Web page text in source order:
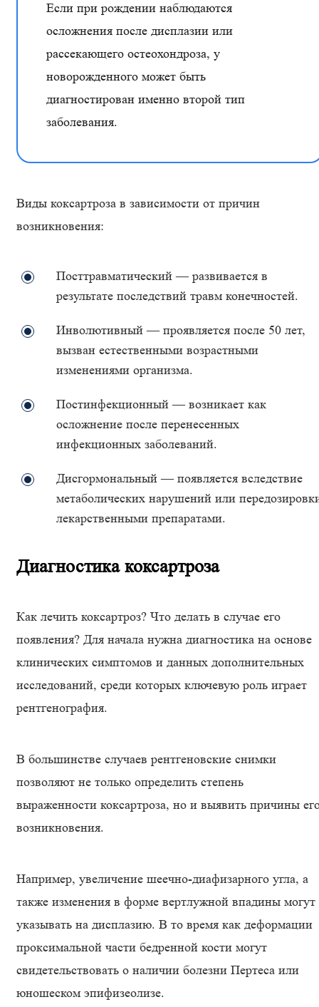
Если при рождении наблюдаются
осложнения после дисплазии или
рассекающего остеохондроза, у
новорожденного может быть
диагностирован именно второй тип
заболевания.
Виды коксартроза в зависимости от причин
возникновения:
Посттравматический — развивается в
результате последствий травм конечностей.
Инволютивный — проявляется после 50 лет,
вызван естественными возрастными
изменениями организма.
Постинфекционный — возникает как
осложнение после перенесенных
инфекционных заболеваний.
Дисгормональный — появляется вследствие
метаболических нарушений или
лекарственными препаратами.
Диагностика коксартроза
Как лечить коксартроз? Что делать в случае его
появления? Для начала нужна диагностика на основе
клинических симптомов и данных дополнительных
исследований, среди которых ключевую роль играет
рентгенография.
В большинстве случаев рентгеновские снимки
позволяют не только определить степень
выраженности коксартроза, но и выявить причины
возникновения.
Например, увеличение шеечно-диафизарного угла, а
также изменения в форме вертлужной впадины могут
указывать на дисплазию. В то время как деформации
проксимальной части бедренной кости могут
свидетельствовать о наличии болезни Пертеса или
юношеском эпифизеолизе.